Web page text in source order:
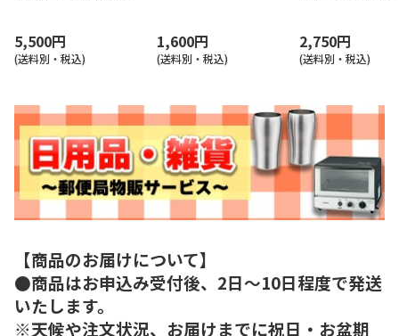
5,500円
(送料別・税込)
1,600円
(送料別・税込)
2,750円
(送料別・税込)
【商品のお届けについて】
●商品はお申込み受付後、2日～10日程度で発送
いたします。
※天候や注文状況、お届けまでに祝日・お盆期